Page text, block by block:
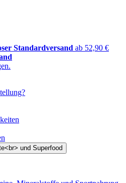
Standardversand ab 52,90 €